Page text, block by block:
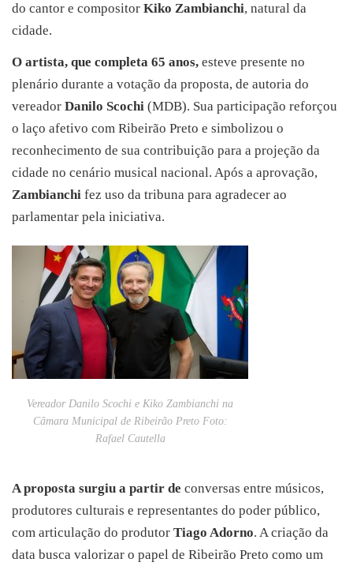
do cantor e compositor Kiko Zambianchi, natural da
cidade.
O artista, que completa 65 anos, esteve presente no
plenário durante a votação da proposta, de autoria do
vereador Danilo Scochi (MDB). Sua participação reforçou
o laço afetivo com Ribeirão Preto e simbolizou o
reconhecimento de sua contribuição para a projeção da
cidade no cenário musical nacional. Após a aprovação,
Zambianchi fez uso da tribuna para agradecer ao
parlamentar pela iniciativa.
Vereador Danilo Scochi e Kiko Zambianchi na
Câmara Municipal de Ribeirão Preto Foto:
Rafael Cautella
A proposta surgiu a partir de conversas entre músicos,
produtores culturais e representantes do poder público,
com articulação do produtor Tiago Adorno. A criação da
data busca valorizar o papel de Ribeirão Preto como um